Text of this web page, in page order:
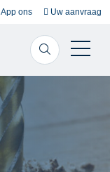
App ons Uw aanvraag